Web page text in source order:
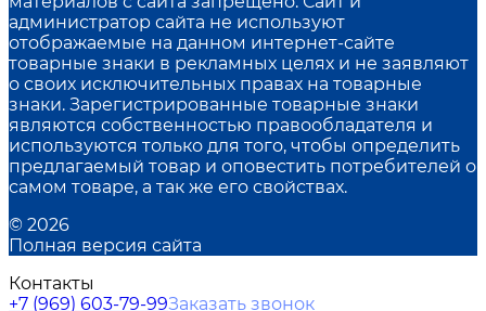
администратор сайта не используют
отображаемые на данном интернет-сайте
товарные знаки в рекламных целях и не заявляют
о своих исключительных правах на товарные
знаки. Зарегистрированные товарные знаки
являются собственностью правообладателя и
используются только для того, чтобы определить
предлагаемый товар и оповестить потребителей о
самом товаре, а так же его свойствах.
© 2026
Полная версия сайта
Контакты
+7 (969) 603-79-99Заказать звонок